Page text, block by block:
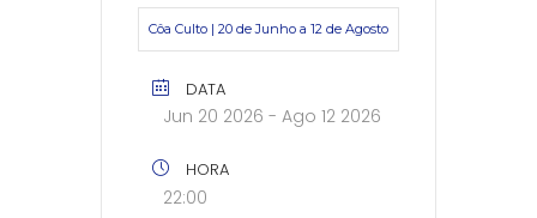
Côa Culto | 20 de Junho a 12 de Agosto
DATA
Jun 20 2026 - Ago 12 2026
HORA
22:00